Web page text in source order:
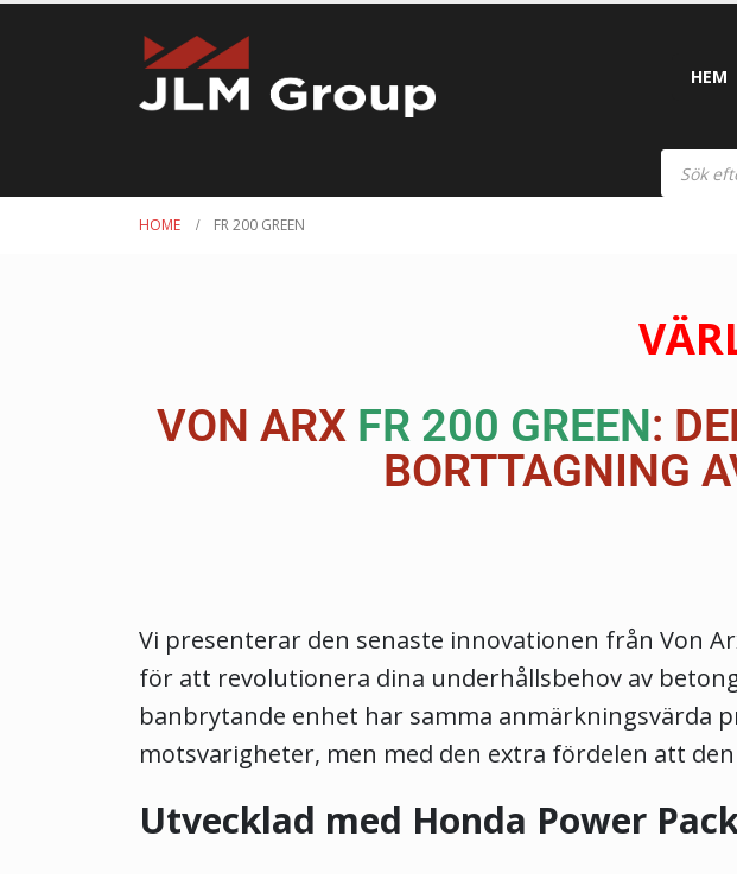
HEM
HOME FR 200 GREEN
VON ARX FR 200 GREEN:
BORTTAGNING
Vi presenterar den senaste innovationen från Von
för att revolutionera dina underhållsbehov av
banbrytande enhet har samma anmärkningsvärda
motsvarigheter, men med den extra fördelen att
Utvecklad med Honda Power